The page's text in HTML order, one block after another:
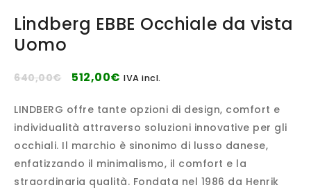
Lindberg EBBE Occhiale da vista
Uomo
640,00€ 512,00€ IVA incl.
LINDBERG offre tante opzioni di design, comfort e
individualità attraverso soluzioni innovative per gli
occhiali. Il marchio è sinonimo di lusso danese,
enfatizzando il minimalismo, il comfort e la
straordinaria qualità. Fondata nel 1986 da Henrik